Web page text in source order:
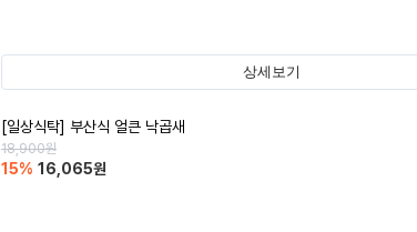
상세보기
[일상식탁] 부산식 얼큰 낙곱새
18,900원
15% 16,065원